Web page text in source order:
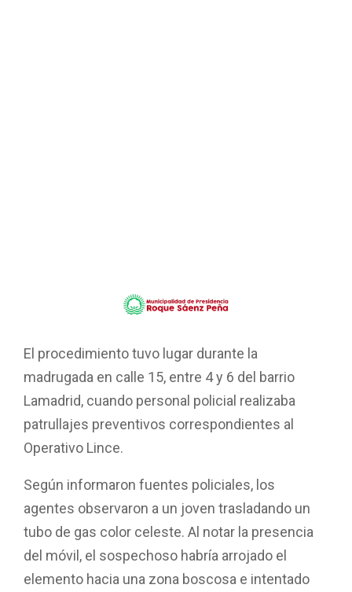
El procedimiento tuvo lugar durante la
madrugada en calle 15, entre 4 y 6 del barrio
Lamadrid, cuando personal policial realizaba
patrullajes preventivos correspondientes al
Operativo Lince.
Según informaron fuentes policiales, los
agentes observaron a un joven trasladando un
tubo de gas color celeste. Al notar la presencia
del móvil, el sospechoso habría arrojado el
elemento hacia una zona boscosa e intentado